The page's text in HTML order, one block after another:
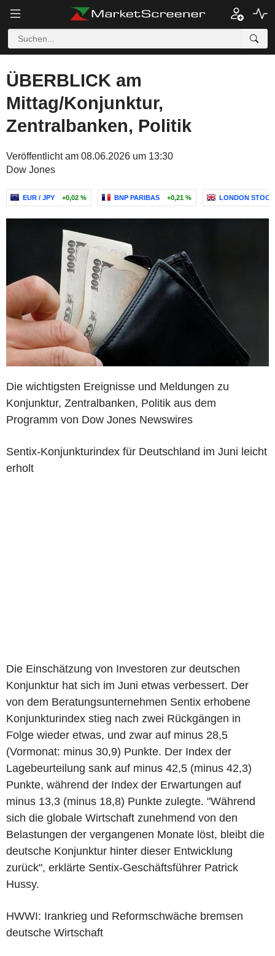
ÜBERBLICK am
Mittag/Konjunktur,
Zentralbanken, Politik
Veröffentlicht am 08.06.2026 um 13:30
Dow Jones
EUR / JPY +0,02 % BNP PARIBAS +0,21 % LONDON
Die wichtigsten Ereignisse und Meldungen zu
Konjunktur, Zentralbanken, Politik aus dem
Programm von Dow Jones Newswires
Sentix-Konjunkturindex für Deutschland im Juni leicht
erholt
Die Einschätzung von Investoren zur deutschen
Konjunktur hat sich im Juni etwas verbessert. Der
von dem Beratungsunternehmen Sentix erhobene
Konjunkturindex stieg nach zwei Rückgängen in
Folge wieder etwas, und zwar auf minus 28,5
(Vormonat: minus 30,9) Punkte. Der Index der
Lagebeurteilung sank auf minus 42,5 (minus 42,3)
Punkte, während der Index der Erwartungen auf
minus 13,3 (minus 18,8) Punkte zulegte. "Während
sich die globale Wirtschaft zunehmend von den
Belastungen der vergangenen Monate löst, bleibt die
deutsche Konjunktur hinter dieser Entwicklung
zurück", erklärte Sentix-Geschäftsführer Patrick
Hussy.
HWWI: Irankrieg und Reformschwäche bremsen
deutsche Wirtschaft